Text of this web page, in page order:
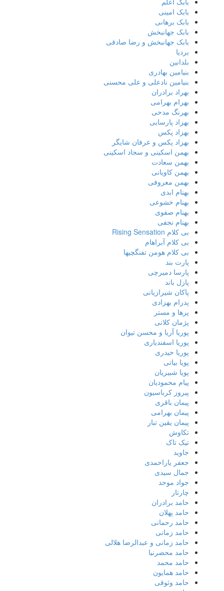
بابک امینی
بابک برهانی
بابک جهانبخش
بابک جهانبخش و رضا صادقی
بردیا
بلدانین
بنیامین بهادری
بنیامین نادعلی و علی محسنی
بهراد برادران
بهرام بهرامی
بهرنگ مدحی
بهزاد پارسایی
بهزاد پکس
بهزاد پکس و عرفان شایگر
بهمن اسکینی و سجاد اسکینی
بهمن سعادت
بهمن کاویانی
بهمن معروفی
بهنام ابدی
بهنام خشوعی
بهنام صفوی
بهنام نجفی
بی کلام Rising Sensation
بی کلام آبراهام
بی کلام هومن تفنگچیها
پارت بند
پارسا دمیرچی
پازل باند
پاکان شیرازیانی
پدرام بهزادی
پرها و مستر
پژمان کلانی
پوریا آریا و محسن تیوان
پوریا اسفندیاری
پوریا حیدری
پویا بیاتی
پویا شبیریان
پیام محمودیان
پیروز کرباسیون
پیمان باقری
پیمان بهرامی
پیمان یقین تبار
تکاوش
تیک تاک
جاوید
جعفر یاراحمدی
جمال سیدی
جواد موحد
چارتار
حامد برادران
حامد پهلان
حامد رحمانی
حامد زمانی
حامد زمانی و عبدالرضا هلالی
حامد محضرنیا
حامد محمد
حامد همایون
حامد وثوقی